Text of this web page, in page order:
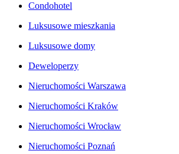
Condohotel
Luksusowe mieszkania
Luksusowe domy
Deweloperzy
Nieruchomości Warszawa
Nieruchomości Kraków
Nieruchomości Wrocław
Nieruchomości Poznań